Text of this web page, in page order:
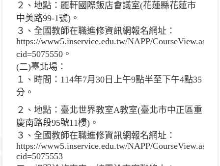
２、地點：麗軒國際飯店會議室(花蓮縣花蓮市
中美路99-1號)。
３、全國教師在職進修資訊網報名網址：
https://www5.inservice.edu.tw/NAPP/CourseView.aspx?
cid=5075550。
(二)臺北場：
１、時間：114年7月30日上午9點半至下午4點35
分。
２、地點：臺北世界教室A教室(臺北市中正區重
慶南路段95號11樓)。
３、全國教師在職進修資訊網報名網址：
https://www5.inservice.edu.tw/NAPP/CourseView.aspx?
cid=5075553